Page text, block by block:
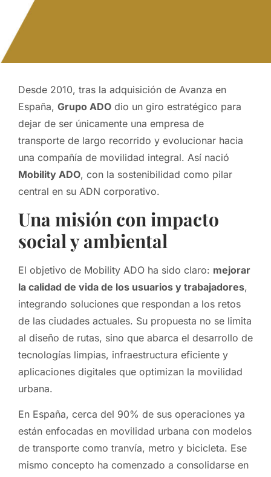
Desde 2010, tras la adquisición de Avanza en
España, Grupo ADO dio un giro estratégico para
dejar de ser únicamente una empresa de
transporte de largo recorrido y evolucionar hacia
una compañía de movilidad integral. Así nació
Mobility ADO, con la sostenibilidad como pilar
central en su ADN corporativo.
Una misión con impacto
social y ambiental
El objetivo de Mobility ADO ha sido claro: mejorar
la calidad de vida de los usuarios y trabajadores,
integrando soluciones que respondan a los retos
de las ciudades actuales. Su propuesta no se limita
al diseño de rutas, sino que abarca el desarrollo de
tecnologías limpias, infraestructura eficiente y
aplicaciones digitales que optimizan la movilidad
urbana.
En España, cerca del 90% de sus operaciones ya
están enfocadas en movilidad urbana con modelos
de transporte como tranvía, metro y bicicleta. Ese
mismo concepto ha comenzado a consolidarse en